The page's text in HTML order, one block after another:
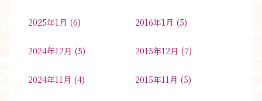
2025年1月 (6)
2024年12月 (5)
2024年11月 (4)
2016年1月 (5)
2015年12月 (7)
2015年11月 (5)